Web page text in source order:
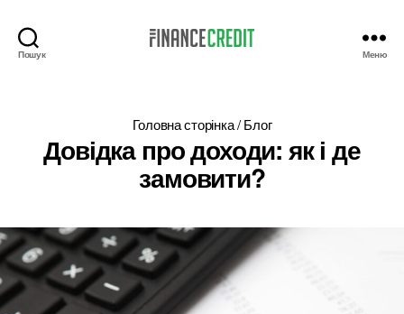
Пошук Меню
Головна сторінка/Блог
Довідка про доходи: як і де
замовити?